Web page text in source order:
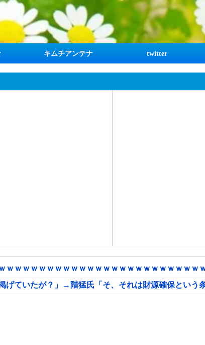
キムチアンテナ twitter
ｗｗｗｗｗｗｗｗｗｗｗｗｗｗｗｗｗｗｗｗｗｗｗ
ていたが？」→階猛氏「そ、それは財源確保という